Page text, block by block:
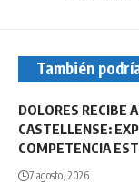
También
DOLORES RECIBE
CASTELLENSE:
COMPETENCIA
7 agosto, 2026